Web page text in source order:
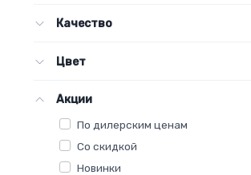
Качество
Цвет
Акции
По дилерским ценам
Со скидкой
Новинки